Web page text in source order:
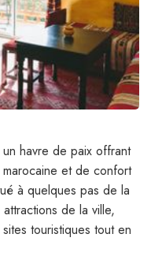
havre de paix offrant
et de confort
à quelques pas de la
de la ville,
touristiques tout en